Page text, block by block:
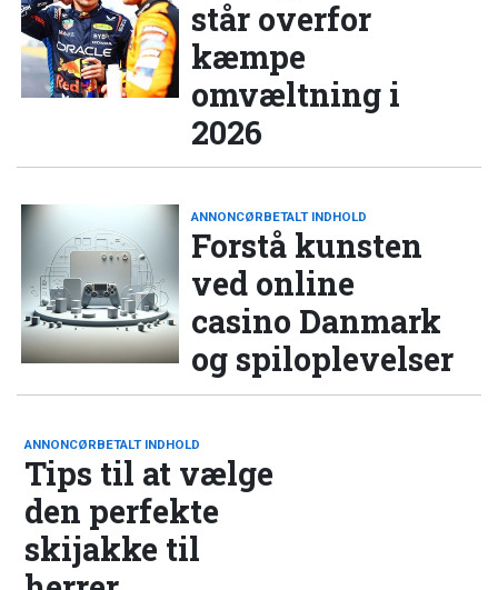
står overfor
kæmpe
omvæltning i
2026
ANNONCØRBETALT INDHOLD
Forstå kunsten
ved online
casino Danmark
og spiloplevelser
ANNONCØRBETALT INDHOLD
Tips til at vælge
den perfekte
skijakke til